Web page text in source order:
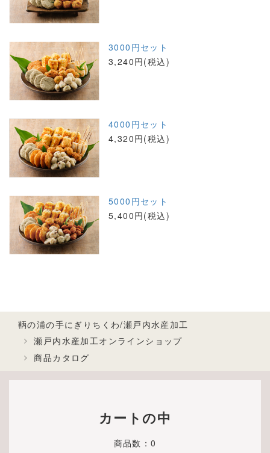
3000円セット
3,240円(税込)
4000円セット
4,320円(税込)
5000円セット
5,400円(税込)
鞆の浦の手にぎりちくわ/瀬戸内水産加工
瀬戸内水産加工オンラインショップ
商品カタログ
カートの中
商品数：0